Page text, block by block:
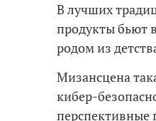
В лучших
продукты бьют
родом из
Мизансцена
кибер-
перспективные